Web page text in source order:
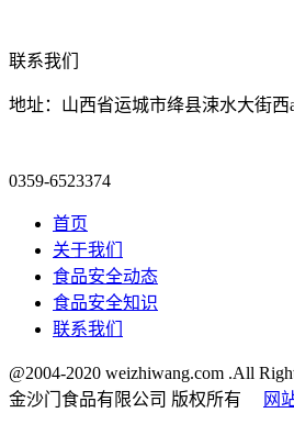
联系我们
地址：山西省运城市绛县涑水大街西
0359-6523374
首页
关于我们
食品安全动态
食品安全知识
联系我们
@2004-2020 weizhiwang.com .All
金沙门食品有限公司 版权所有
网